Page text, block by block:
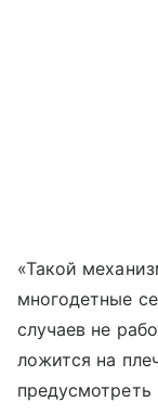
«Такой
многодетные
случаев не
ложится на